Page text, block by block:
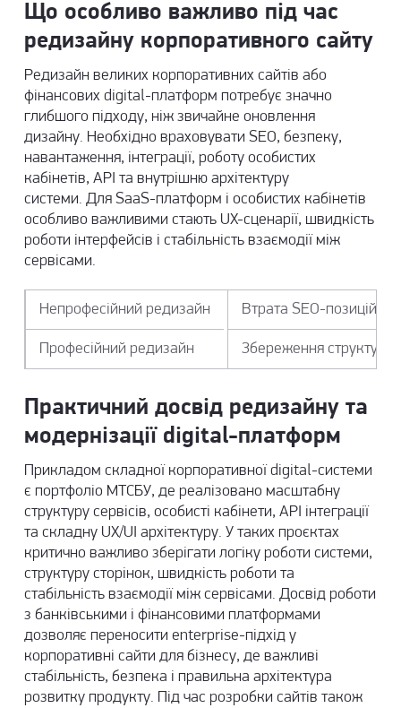
Що особливо важливо під час
редизайну корпоративного сайту
Редизайн великих корпоративних сайтів або
фінансових digital-платформ потребує значно
глибшого підходу, ніж звичайне оновлення
дизайну. Необхідно враховувати SEO, безпеку,
навантаження, інтеграції, роботу особистих
кабінетів, API та внутрішню архітектуру
системи. Для SaaS-платформ і особистих кабінетів
особливо важливими стають UX-сценарії, швидкість
роботи інтерфейсів і стабільність взаємодії між
сервісами.
Непрофесійний редизайн
Професійний редизайн
Втрата SEO-позицій
Збереження структури
Практичний досвід редизайну та
модернізації digital-платформ
Прикладом складної корпоративної digital-системи
є портфоліо МТСБУ, де реалізовано масштабну
структуру сервісів, особисті кабінети, API інтеграції
та складну UX/UI архітектуру. У таких проєктах
критично важливо зберігати логіку роботи системи,
структуру сторінок, швидкість роботи та
стабільність взаємодії між сервісами. Досвід роботи
з банківськими і фінансовими платформами
дозволяє переносити enterprise-підхід у
корпоративні сайти для бізнесу, де важливі
стабільність, безпека і правильна архітектура
розвитку продукту. Під час розробки сайтів також